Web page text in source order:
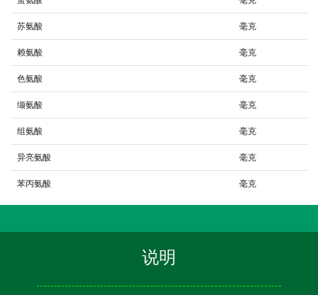
苏氨酸 毫克
赖氨酸 毫克
色氨酸 毫克
缬氨酸 毫克
组氨酸 毫克
异亮氨酸 毫克
苯丙氨酸 毫克
说明